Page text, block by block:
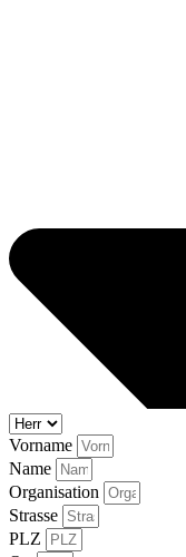
Vorname
Name
Organisation
Strasse
PLZ